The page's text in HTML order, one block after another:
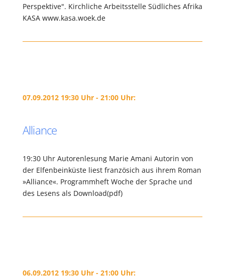
Perspektive". Kirchliche Arbeitsstelle Südliches Afrika
KASA www.kasa.woek.de
07.09.2012 19:30 Uhr - 21:00 Uhr:
Alliance
19:30 Uhr Autorenlesung Marie Amani Autorin von
der Elfenbeinküste liest französich aus ihrem Roman
»Alliance«. Programmheft Woche der Sprache und
des Lesens als Download(pdf)
06.09.2012 19:30 Uhr - 21:00 Uhr: